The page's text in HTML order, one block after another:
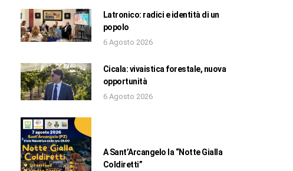
Latronico: radici e identità di un
popolo
6 Agosto 2026
Cicala: vivaistica forestale, nuova
opportunità
6 Agosto 2026
A Sant’Arcangelo la “Notte Gialla
Coldiretti”